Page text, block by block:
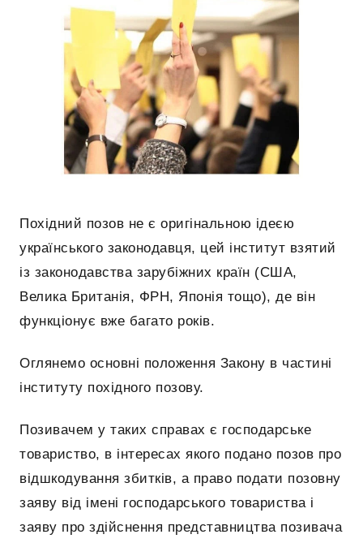
Похідний позов не є оригінальною ідеєю
українського законодавця, цей інститут взятий
із законодавства зарубіжних країн (США,
Велика Британія, ФРН, Японія тощо), де він
функціонує вже багато років.
Оглянемо основні положення Закону в частині
інституту похідного позову.
Позивачем у таких справах є господарське
товариство, в інтересах якого подано позов про
відшкодування збитків, а право подати позовну
заяву від імені господарського товариства і
заяву про здійснення представництва позивача